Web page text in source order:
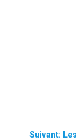
Suivant: